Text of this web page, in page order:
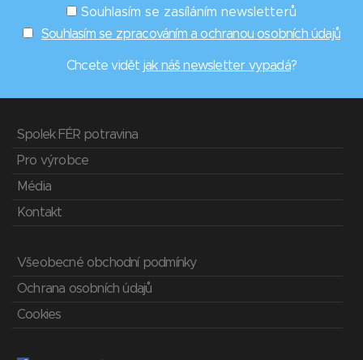
Souhlasím se zasíláním newsletterů
Souhlasím se zpracováním a ochranou osobních údajů
Chcete vidět jak náš newsletter vypadá?
Spolek FÉR potravina
Pro výrobce
Média
Kontakt
Všeobecné obchodní podmínky
Ochrana osobních údajů
Cookies